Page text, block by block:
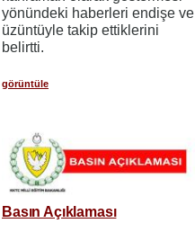
yönündeki haberleri endişe ve
üzüntüyle takip ettiklerini
belirtti.
görüntüle
Basın Açıklaması